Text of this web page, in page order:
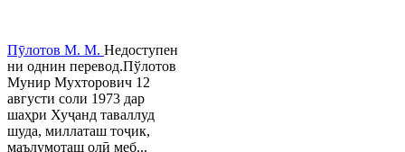
Пӯлотов М. М. Недоступен
ни однин перевод.Пўлотов
Мунир Мухторович 12
августи соли 1973 дар
шаҳри Хуҷанд таваллуд
шуда, миллаташ тоҷик,
маълумоташ олӣ меб...